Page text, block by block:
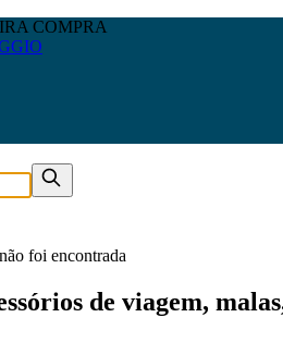
COMPRA
foi encontrada
de viagem,